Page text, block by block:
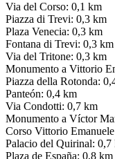
Via del Corso: 0,1 km
Piazza di Trevi: 0,3 km
Plaza Venecia: 0,3 km
Fontana di Trevi: 0,3 km
Via del Tritone: 0,3 km
Monumento a Vittorio
Piazza della Rotonda:
Panteón: 0,4 km
Via Condotti: 0,7 km
Monumento a Víctor
Corso Vittorio
Palacio del Quirinal: 0,7
Plaza de España: 0,8 km